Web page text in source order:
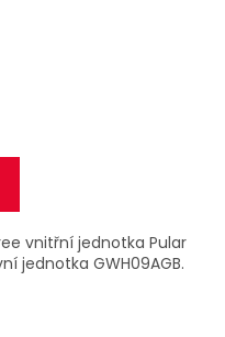
vnitřní jednotka Pular
jednotka GWH09AGB.